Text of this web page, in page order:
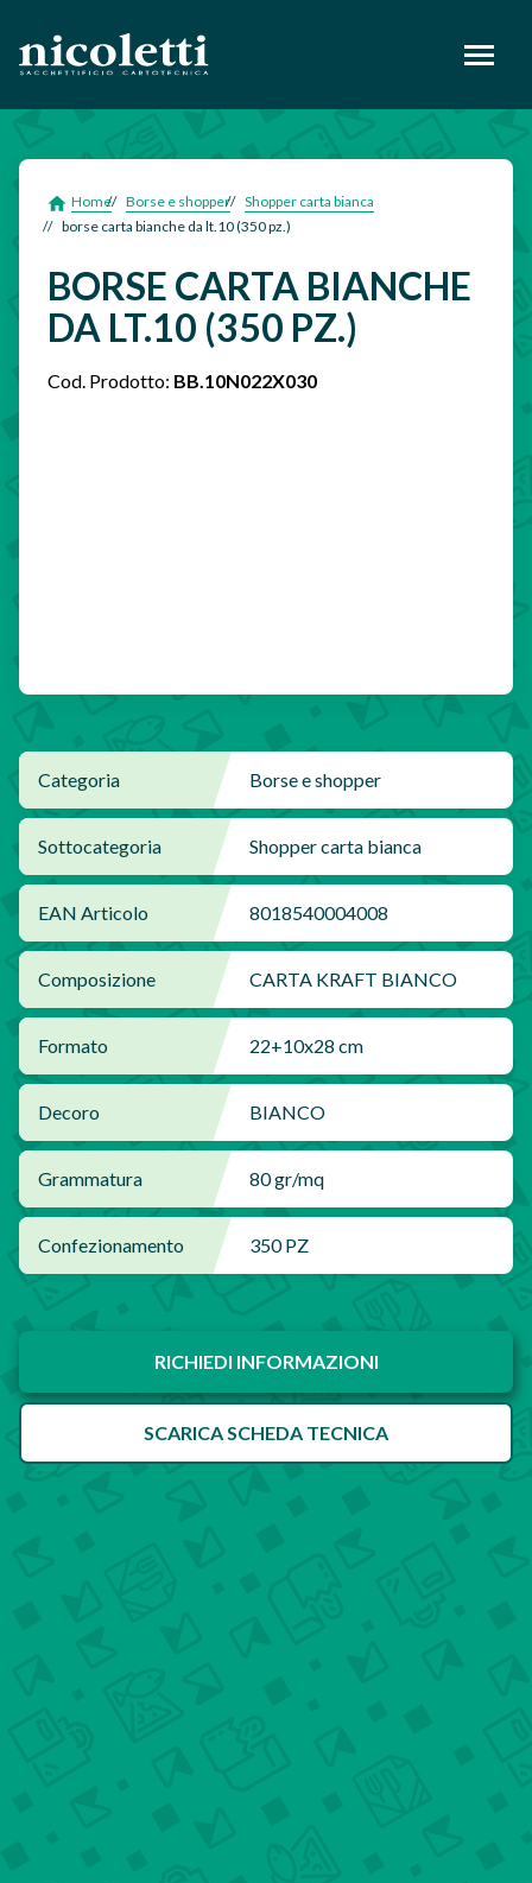
footer
Home Borse e shopper
Shopper carta bianca
borse carta bianche da lt.10 (350 pz.)
BORSE CARTA BIANCHE
DA LT.10 (350 PZ.)
Cod. Prodotto: BB.10N022X030
Categoria Borse e shopper
Sottocategoria Shopper carta bianca
EAN Articolo 8018540004008
Composizione CARTA KRAFT BIANCO
Formato 22+10x28 cm
Decoro BIANCO
Grammatura 80 gr/mq
Confezionamento 350 PZ
RICHIEDI INFORMAZIONI
SCARICA SCHEDA TECNICA